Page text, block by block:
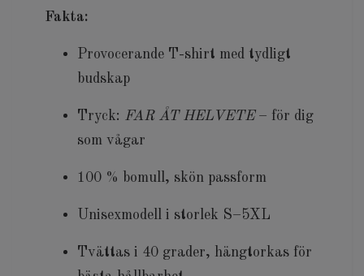
Fakta:
Provocerande T-shirt med tydligt
budskap
Tryck: FAR ÅT HELVETE– för dig
som vågar
100 % bomull, skön passform
Unisexmodell i storlek S–5XL
Tvättas i 40 grader, hängtorkas för